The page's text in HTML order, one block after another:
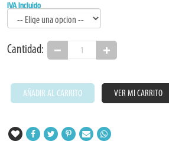
IVA Incluido
Cantidad:
AÑADIR AL CARRITO VER MI CARRITO